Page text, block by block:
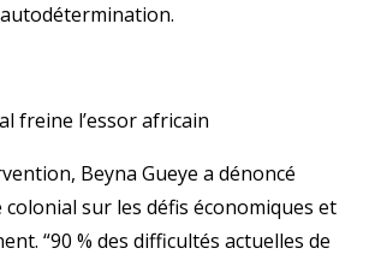
freine l’essor africain
Beyna Gueye a dénoncé
colonial sur les défis économiques et
“90 % des difficultés actuelles de